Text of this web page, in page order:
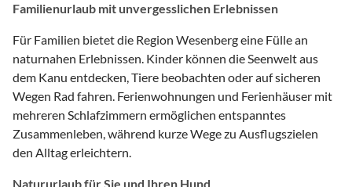
Familienurlaub mit unvergesslichen Erlebnissen
Für Familien bietet die Region Wesenberg eine Fülle an
naturnahen Erlebnissen. Kinder können die Seenwelt aus
dem Kanu entdecken, Tiere beobachten oder auf sicheren
Wegen Rad fahren. Ferienwohnungen und Ferienhäuser mit
mehreren Schlafzimmern ermöglichen entspanntes
Zusammenleben, während kurze Wege zu Ausflugszielen
den Alltag erleichtern.
Natururlaub für Sie und Ihren Hund